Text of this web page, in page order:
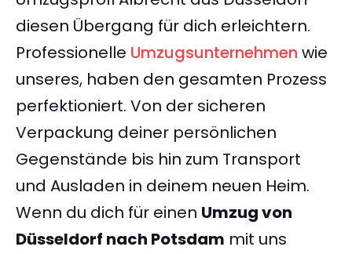
diesen Übergang für dich erleichtern.
Professionelle Umzugsunternehmen wie
unseres, haben den gesamten Prozess
perfektioniert. Von der sicheren
Verpackung deiner persönlichen
Gegenstände bis hin zum Transport
und Ausladen in deinem neuen Heim.
Wenn du dich für einen Umzug von
Düsseldorf nach Potsdam mit uns